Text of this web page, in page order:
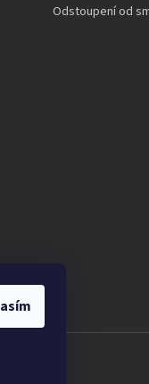
Odstoupení od